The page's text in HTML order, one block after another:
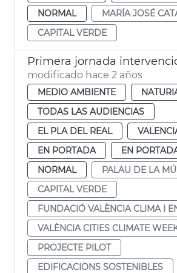
NORMAL
MARÍA JOSÉ
CAPITAL VERDE
modificado hace 2 años
MEDIO AMBIENTE
TODAS LAS AUDIENCIAS
EL PLA DEL REAL
EN PORTADA
EN
NORMAL
PALAU DE LA
CAPITAL VERDE
FUNDACIÓ VALÈNCIA CLIMA I
VALÈNCIA CITIES CLIMATE
PROJECTE PILOT
EDIFICACIONS SOSTENIBLES